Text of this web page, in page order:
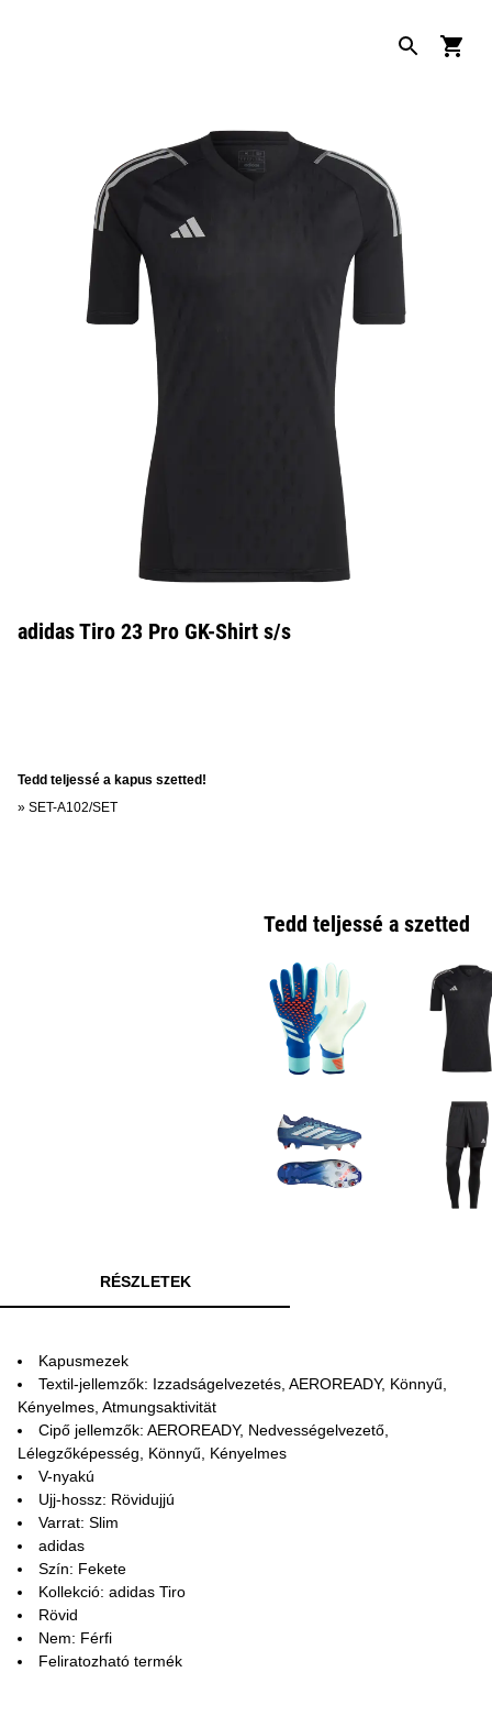
adidas Tiro 23 Pro GK-Shirt s/s
Tedd teljessé a kapus szetted!
» SET-A102/SET
Tedd teljessé a szetted
RÉSZLETEK
Kapusmezek
Textil-jellemzők: Izzadságelvezetés, AEROREADY, Könnyű,
Kényelmes, Atmungsaktivität
Cipő jellemzők: AEROREADY, Nedvességelvezető,
Lélegzőképesség, Könnyű, Kényelmes
V-nyakú
Ujj-hossz: Rövidujjú
Varrat: Slim
adidas
Szín: Fekete
Kollekció: adidas Tiro
Rövid
Nem: Férfi
Feliratozható termék